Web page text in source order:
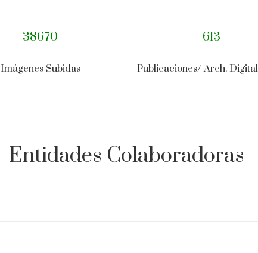
38670
Imágenes Subidas
613
Publicaciones/ Arch.
Entidades Colaboradoras